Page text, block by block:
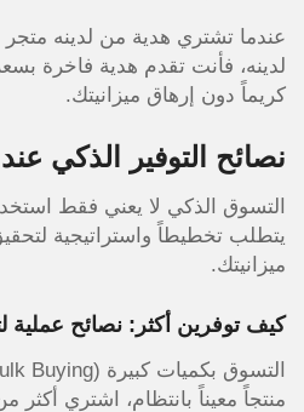
عندما تشتري هدية من لدينه
لدينه، فأنت تقدم هدية فاخرة
كريماً دون إرهاق ميزانيتك.
نصائح التوفير الذكي
التسوق الذكي لا يعني فقط
يتطلب تخطيطاً واستراتيجية
ميزانيتك.
كيف توفرين أكثر: نصائح عملية
منتجاً معيناً بانتظام، اشتري